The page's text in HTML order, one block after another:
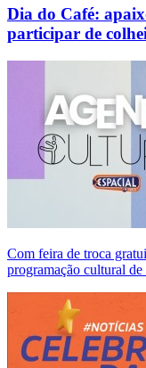
Dia do Café:
participar de
Com feira de troca
programação cultural de